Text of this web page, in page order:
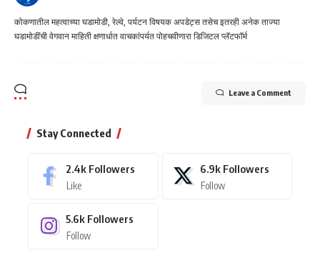
कोकणातील महत्वाच्या घडामोडी, रेल्वे, पर्यटन विषयक अपडेट्स तसेच इतरही अनेक ताज्या
घडामोडींची वेगवान माहिती क्षणार्धात वाचकांपर्यत पोहचवीणारा डिजिटल प्लॅटफॉर्म
Leave a Comment
Stay Connected
2.4k Followers
Like
6.9k Followers
Follow
5.6k Followers
Follow